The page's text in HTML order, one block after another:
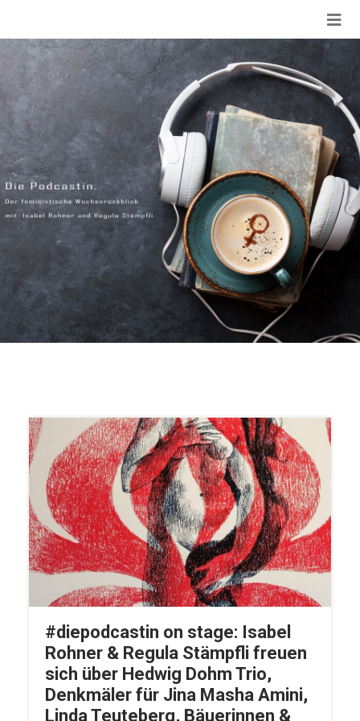
#diepodcastin on stage: Isabel
Rohner & Regula Stämpfli freuen
sich über Hedwig Dohm Trio,
Denkmäler für Jina Masha Amini,
Linda Teuteberg, Bäuerinnen &